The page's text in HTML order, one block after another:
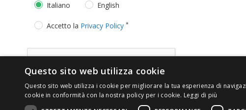
Italiano English
Accetto la Privacy Policy *
Questo sito web utilizza cookie
Questo sito web utilizza i cookie per migliorare la tua esperienza di
cookie in conformità con la nostra policy per i cookie. Leggi di più